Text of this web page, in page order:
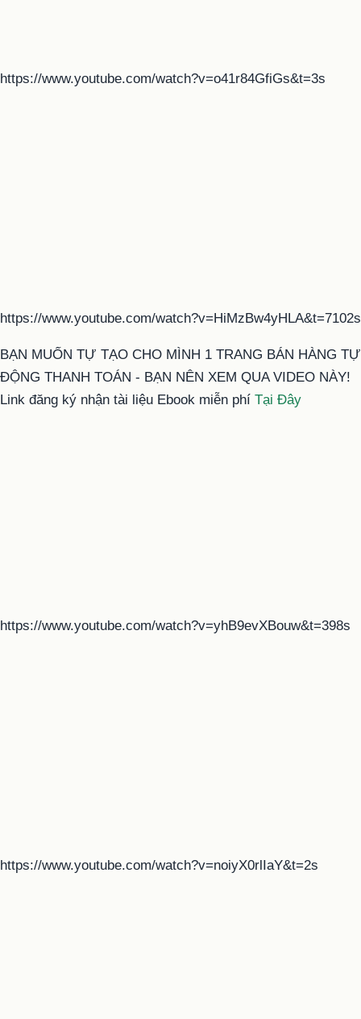
https://www.youtube.com/watch?v=o41r84GfiGs&t=3s
https://www.youtube.com/watch?v=HiMzBw4yHLA&t=7102s
BẠN MUỐN TỰ TẠO CHO MÌNH 1 TRANG BÁN HÀNG TỰ
ĐỘNG THANH TOÁN - BẠN NÊN XEM QUA VIDEO NÀY!
Link đăng ký nhận tài liệu Ebook miễn phí Tại Đây
https://www.youtube.com/watch?v=yhB9evXBouw&t=398s
https://www.youtube.com/watch?v=noiyX0rlIaY&t=2s